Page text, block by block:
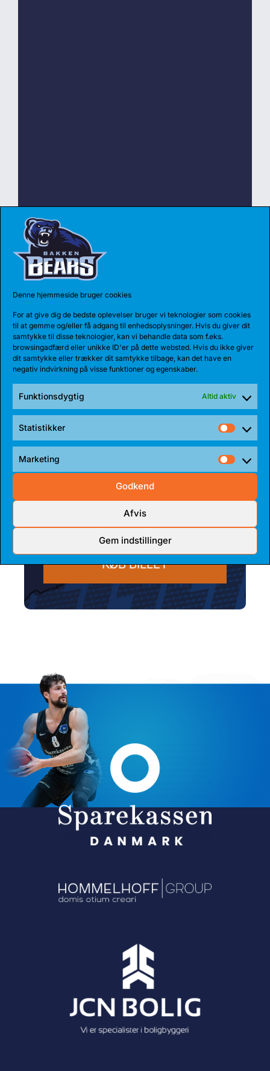
Denne hjemmeside bruger cookies
For at give dig de bedste oplevelser bruger vi teknologier som cookies
til at gemme og/eller få adgang til enhedsoplysninger. Hvis du giver dit
samtykke til disse teknologier, kan vi behandle data som f.eks.
browsingadfærd eller unikke ID'er på dette websted. Hvis du ikke giver
dit samtykke eller trækker dit samtykke tilbage, kan det have en
negativ indvirkning på visse funktioner og egenskaber.
Funktionsdygtig Altid aktiv
Statistikker
Marketing
Godkend
Afvis
Gem indstillinger
Talentansvarlig
Mads
Sigersted
Se Bakken Bears
i aktion
Risskov Hallen.
KØB BILLET